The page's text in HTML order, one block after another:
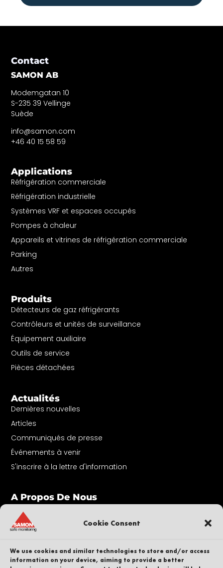
Cookie Consent
We use cookies and similar technologies to store and/or access
information on your device, aiming to provide a better
Contact
SAMON AB
Modemgatan 10
S-235 39 Vellinge
Suède
info@samon.com
+46 40 15 58 59
Applications
Réfrigération commerciale
Réfrigération industrielle
Systèmes VRF et espaces occupés
Pompes à chaleur
Appareils et vitrines de réfrigération commerciale
Parking
Autres
Produits
Détecteurs de gaz réfrigérants
Contrôleurs et unités de surveillance
Équipement auxiliaire
Outils de service
Pièces détachées
Actualités
Dernières nouvelles
Articles
Communiqués de presse
Événements à venir
S'inscrire à la lettre d'information
A Propos De Nous
Contact
Nos collaborateurs
Durabilité
Dénonciateur